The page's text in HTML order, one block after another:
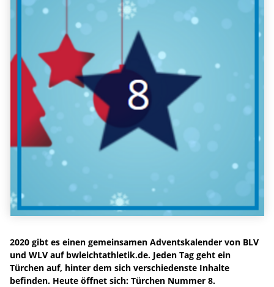
2020 gibt es einen gemeinsamen Adventskalender von BLV
und WLV auf bwleichtathletik.de. Jeden Tag geht ein
Türchen auf, hinter dem sich verschiedenste Inhalte
befinden. Heute öffnet sich: Türchen Nummer 8.